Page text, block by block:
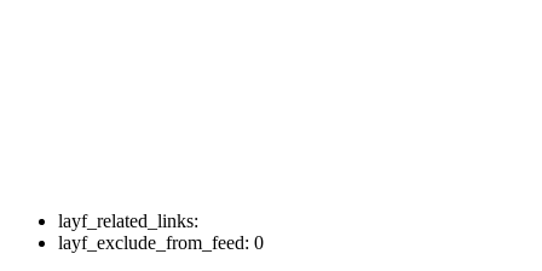
layf_related_links:
layf_exclude_from_feed: 0